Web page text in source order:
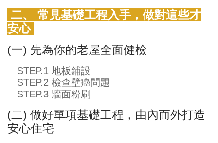
二、 常見基礎工程入手，做對這些才
安心
(一) 先為你的老屋全面健檢
STEP.1 地板鋪設
STEP.2 檢查壁癌問題
STEP.3 牆面粉刷
(二) 做好單項基礎工程，由內而外打造
安心住宅